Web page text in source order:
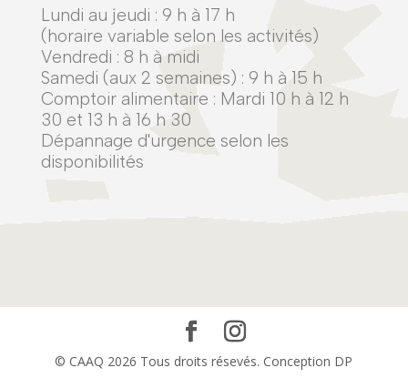
Lundi au jeudi : 9 h à 17 h
(horaire variable selon les activités)
Vendredi : 8 h à midi
Samedi (aux 2 semaines) : 9 h à 15 h
Comptoir alimentaire : Mardi 10 h à 12 h
30 et 13 h à 16 h 30
Dépannage d'urgence selon les
disponibilités
© CAAQ 2026 Tous droits résevés. Conception DP